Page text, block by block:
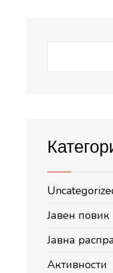
Јавен повик
Јавна
Активности